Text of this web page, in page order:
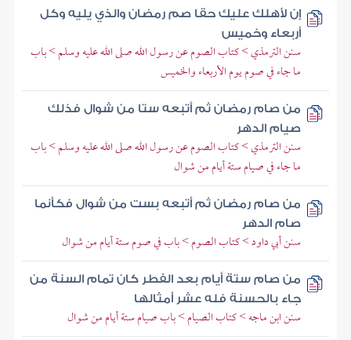
إن لأهلك عليك حقا صم رمضان والذي يليه وكل
أربعاء وخميس
سنن الترمذي > كتاب الصوم عن رسول الله صلى الله عليه وسلم > باب
ما جاء في صوم يوم الأربعاء والخميس
من صام رمضان ثم أتبعه ستا من شوال فذلك
صيام الدهر
سنن الترمذي > كتاب الصوم عن رسول الله صلى الله عليه وسلم > باب
ما جاء في صيام ستة أيام من شوال
من صام رمضان ثم أتبعه بست من شوال فكأنما
صام الدهر
سنن أبي داود > كتاب الصوم > باب في صوم ستة أيام من شوال
من صام ستة أيام بعد الفطر كان تمام السنة من
جاء بالحسنة فله عشر أمثالها
سنن ابن ماجه > كتاب الصيام > باب صيام ستة أيام من شوال